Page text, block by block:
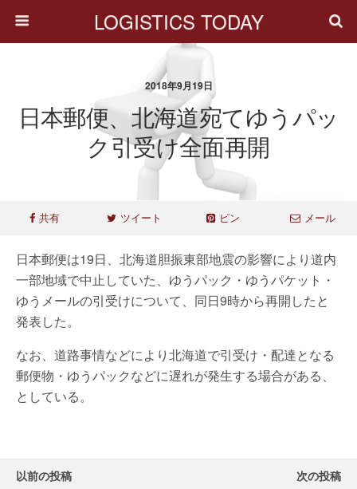
LOGISTICS TODAY
2018年9月19日
日本郵便、北海道宛てゆうパッ
ク引受け全面再開
共有 ツイート ピン メール
日本郵便は19日、北海道胆振東部地震の影響により道内
一部地域で中止していた、ゆうパック・ゆうパケット・
ゆうメールの引受けについて、同日9時から再開したと
発表した。
なお、道路事情などにより北海道で引受け・配達となる
郵便物・ゆうパックなどに遅れが発生する場合がある、
としている。
以前の投稿 次の投稿